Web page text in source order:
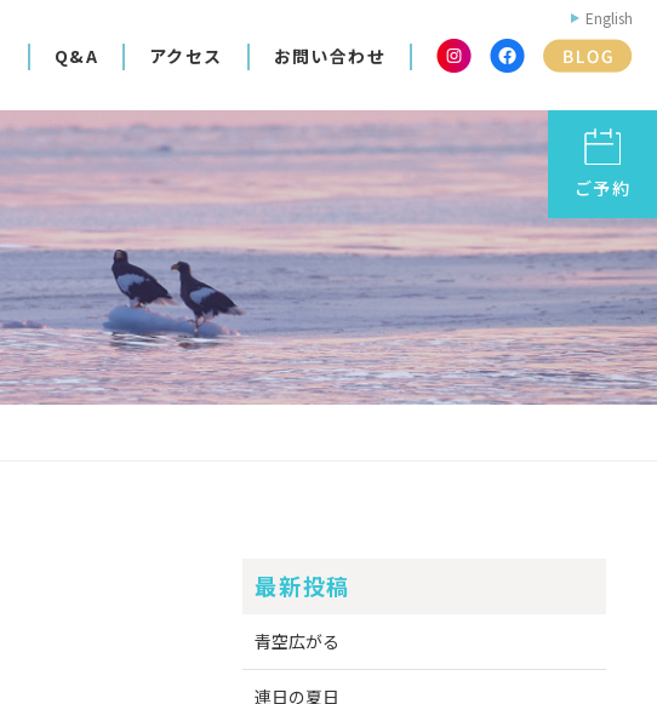
Q&A アクセス お問い合わせ
English
ご予約
最新投稿
青空広がる
連日の夏日